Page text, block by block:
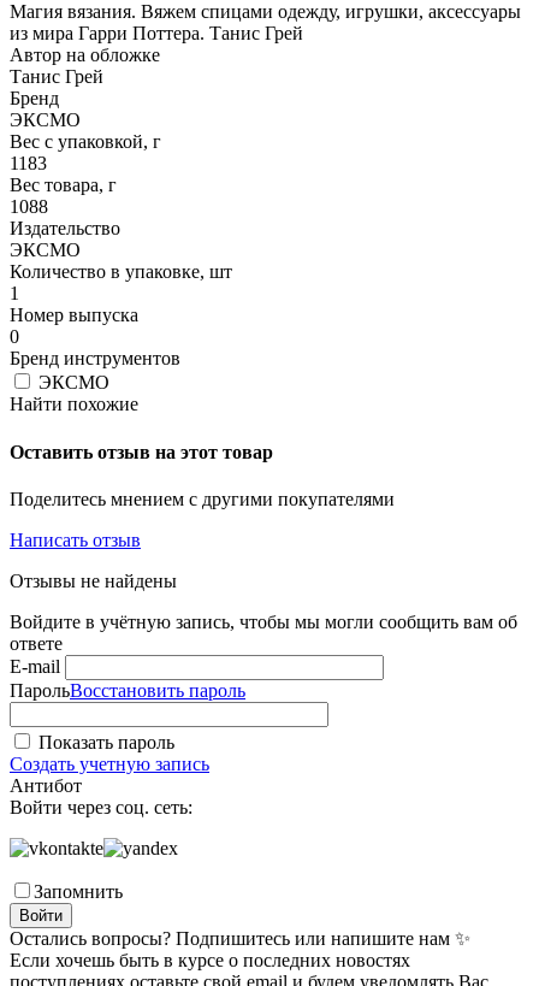
Магия вязания. Вяжем спицами одежду, игрушки, аксессуары
из мира Гарри Поттера. Танис Грей
Автор на обложке
Танис Грей
Бренд
ЭКСМО
Вес с упаковкой, г
1183
Вес товара, г
1088
Издательство
ЭКСМО
Количество в упаковке, шт
1
Номер выпуска
0
Бренд инструментов
ЭКСМО
Найти похожие
Оставить отзыв на этот товар
Поделитесь мнением с другими покупателями
Написать отзыв
Отзывы не найдены
Войдите в учётную запись, чтобы мы могли сообщить вам об
ответе
E-mail
ПарольВосстановить пароль
Показать пароль
Создать учетную запись
Антибот
Войти через соц. сеть:
Запомнить
Войти
Остались вопросы? Подпишитесь или напишите нам ✨
Если хочешь быть в курсе о последних новостях
поступлениях оставьте свой email и будем уведомлять Вас.